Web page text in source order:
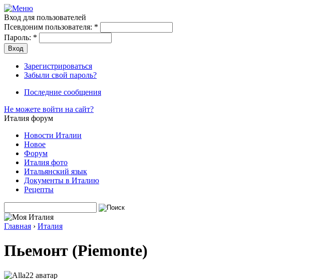
Вход для пользователей
Псевдоним пользователя: *
Пароль: *
Зарегистрироваться
Забыли свой пароль?
Последние сообщения
Не можете войти на сайт?
Италия форум
Новости Италии
Новое
Форум
Италия фото
Итальянский язык
Документы в Италию
Рецепты
Главная › Италия
Пьемонт (Piemonte)